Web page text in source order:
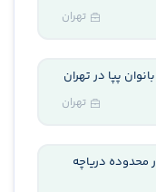
تهران
پپا در تهران
تهران
محدوده دریاچه